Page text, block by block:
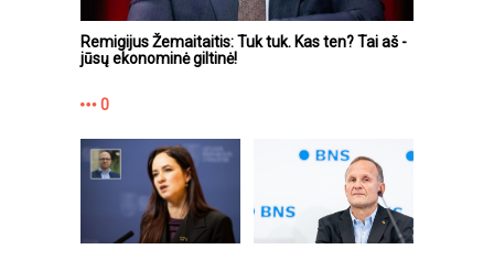
Remigijus Žemaitaitis: Tuk tuk. Kas ten? Tai aš -
jūsų ekonominė giltinė!
0